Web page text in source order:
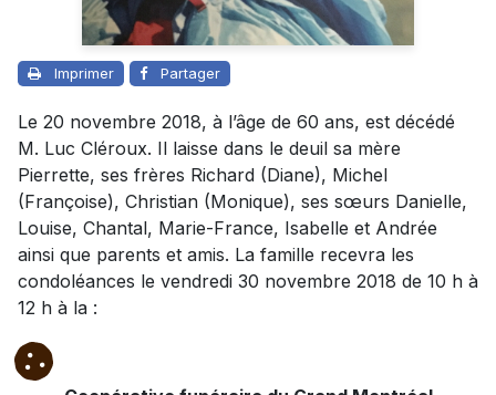
Imprimer Partager
Le 20 novembre 2018, à l’âge de 60 ans, est décédé
M. Luc Cléroux. Il laisse dans le deuil sa mère
Pierrette, ses frères Richard (Diane), Michel
(Françoise), Christian (Monique), ses sœurs Danielle,
Louise, Chantal, Marie-France, Isabelle et Andrée
ainsi que parents et amis. La famille recevra les
condoléances le vendredi 30 novembre 2018 de 10 h à
12 h à la :